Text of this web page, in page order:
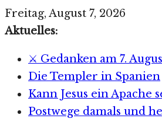
Zum
Inhalt
Freitag, August 7, 2026
Aktuelles:
⚔️ Gedanken am 7.
Die Templer in Spanien
Kann Jesus ein Apache
Postwege damals und